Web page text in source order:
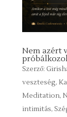
Nem azért
Szerző:
veszteség,
Meditation,
intimitás,